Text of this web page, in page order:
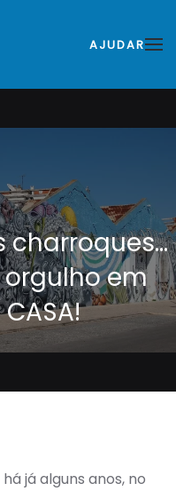
AJUDAR
charroques…
em
já alguns anos, no